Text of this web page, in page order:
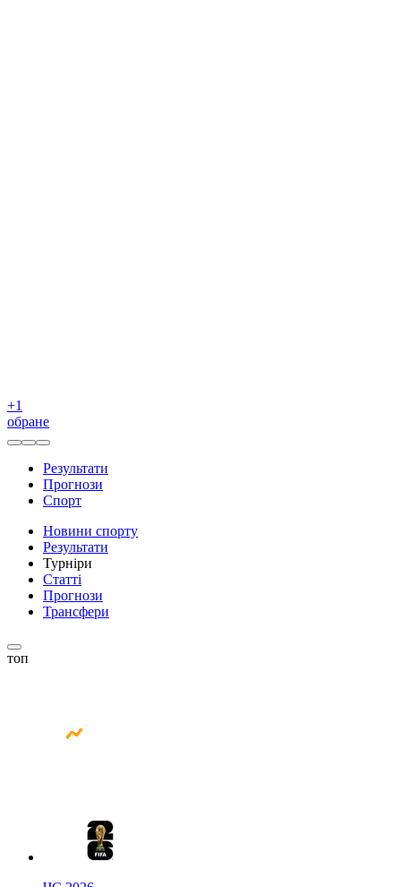
+1
обране
Результати
Прогнози
Спорт
Новини спорту
Результати
Турніри
Статті
Прогнози
Трансфери
топ